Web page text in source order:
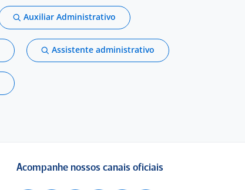
Auxiliar Administrativo
Assistente administrativo
Acompanhe nossos canais oficiais